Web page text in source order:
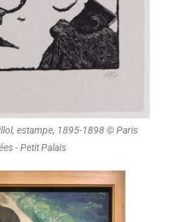
estampe, 1895-1898 © Paris
- Petit Palais